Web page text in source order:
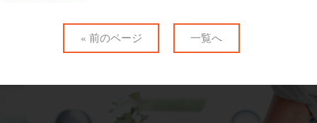
« 前のページ 一覧へ